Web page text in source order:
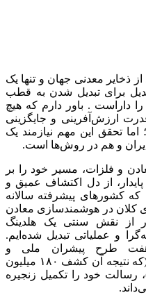
ذخایر معدنی جهان و تنها یک
برای تبدیل شدن به قطب
داراست . باور دارم که هیچ
ارزش‌آفرینی و جایگزینی
اما تحقق این مهم نیازمند یک
و هم در روش‌ها است.
و فلزات، مسیر خود را بر
پایدار، از دل اکتشاف عمیق و
کشورهای پیشرفته سالانه
کلان در هوشمندسازی معادن
از نقش سنتی یک هلدینگ
و عملیاتی تبدیل شده‌ایم.
هفت طرح پیشران ملی و
سرمایه‌گذاری گسترده در اکتشاف (که نتیجه آن کشف ۱۸۰ میلیون
رسالت خود را تکمیل زنجیره